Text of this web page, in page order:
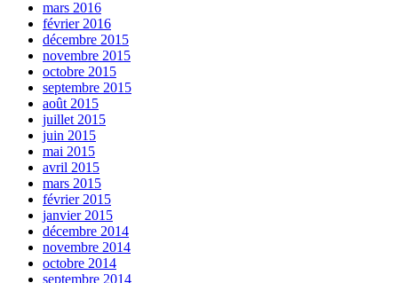
mars 2016
février 2016
décembre 2015
novembre 2015
octobre 2015
septembre 2015
août 2015
juillet 2015
juin 2015
mai 2015
avril 2015
mars 2015
février 2015
janvier 2015
décembre 2014
novembre 2014
octobre 2014
septembre 2014